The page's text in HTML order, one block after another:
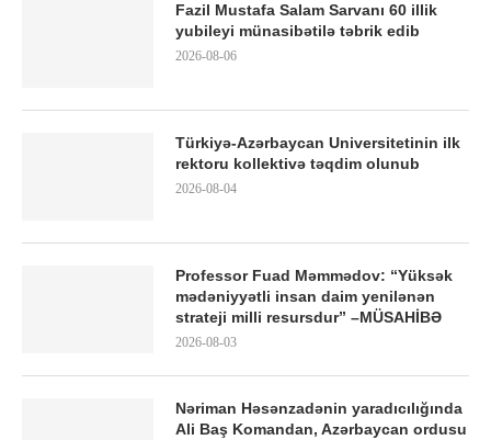
Fazil Mustafa Salam Sarvanı 60 illik
yubileyi münasibətilə təbrik edib
2026-08-06
Türkiyə-Azərbaycan Universitetinin ilk
rektoru kollektivə təqdim olunub
2026-08-04
Professor Fuad Məmmədov: “Yüksək
mədəniyyətli insan daim yenilənən
strateji milli resursdur” –MÜSAHİBƏ
2026-08-03
Nəriman Həsənzadənin yaradıcılığında
Ali Baş Komandan, Azərbaycan ordusu